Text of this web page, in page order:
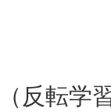
反転学習